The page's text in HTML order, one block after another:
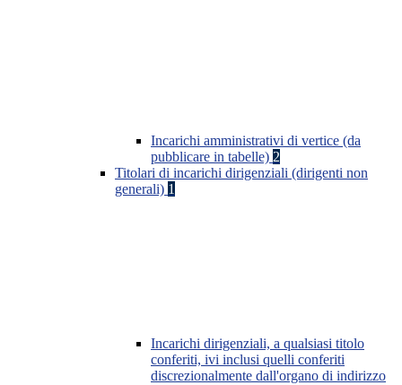
Incarichi amministrativi di vertice (da
pubblicare in tabelle) 2
Titolari di incarichi dirigenziali (dirigenti non
generali) 1
Incarichi dirigenziali, a qualsiasi titolo
conferiti, ivi inclusi quelli conferiti
discrezionalmente dall'organo di indirizzo